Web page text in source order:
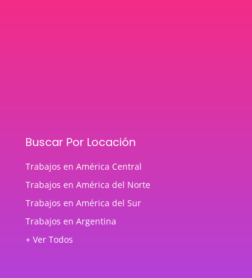
Buscar Por Locación
Trabajos en América Central
Trabajos en América del Norte
Trabajos en América del Sur
Trabajos en Argentina
+ Ver Todos